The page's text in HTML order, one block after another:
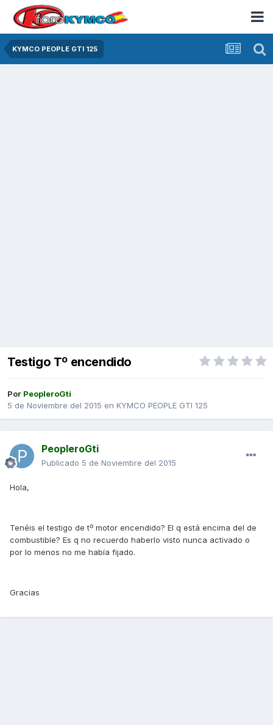
KYMCO PEOPLE GTI 125
Testigo Tº encendido
Por PeopleroGti
5 de Noviembre del 2015 en KYMCO PEOPLE GTI 125
PeopleroGti
Publicado 5 de Noviembre del 2015
Hola,
Tenéis el testigo de tº motor encendido? El q está encima del de
combustible? Es q no recuerdo haberlo visto nunca activado o
por lo menos no me había fijado.
Gracias